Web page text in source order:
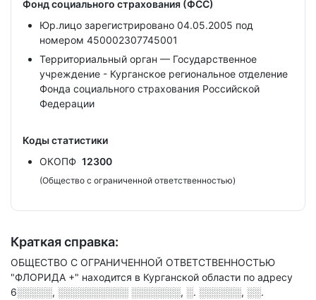
Фонд социального страхования (ФСС)
Юр.лицо зарегистрировано 04.05.2005 под
номером 450002307745001
Территориальный орган — Государственное
учреждение - Курганское региональное отделение
Фонда социального страхования Российской
Федерации
Коды статистики
ОКОПФ 12300
(Общество с ограниченной ответственностью)
Краткая справка:
ОБЩЕСТВО С ОГРАНИЧЕННОЙ ОТВЕТСТВЕННОСТЬЮ
"ФЛОРИДА +" находится в Курганской области по адресу
6░░░░░, ░░░░░░░░░░ ░░░░░░░, ░. ░░░░░░, ░░.